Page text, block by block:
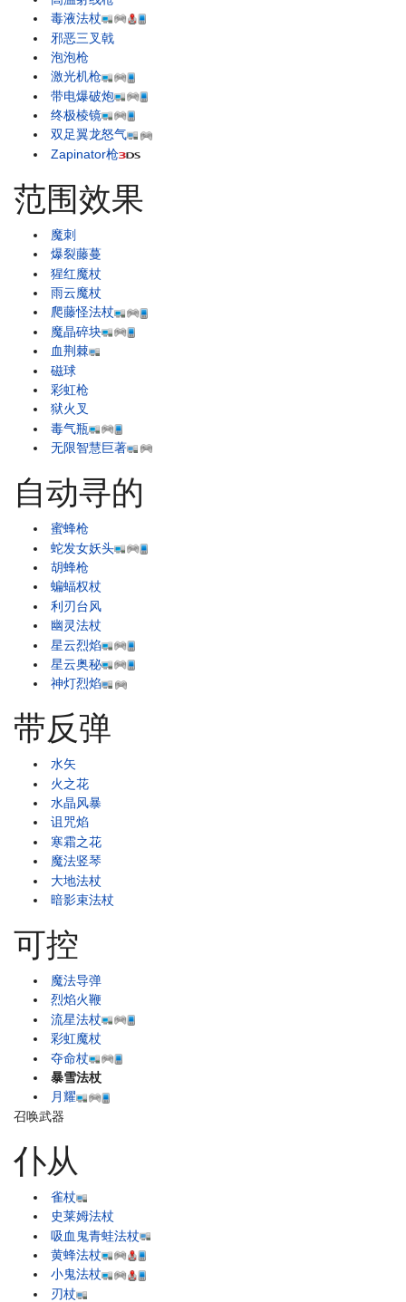
毒液法杖
邪恶三叉戟
泡泡枪
激光机枪
带电爆破炮
终极棱镜
双足翼龙怒气
Zapinator枪
范围效果
魔刺
爆裂藤蔓
猩红魔杖
雨云魔杖
爬藤怪法杖
魔晶碎块
血荆棘
磁球
彩虹枪
狱火叉
毒气瓶
无限智慧巨著
自动寻的
蜜蜂枪
蛇发女妖头
胡蜂枪
蝙蝠权杖
利刃台风
幽灵法杖
星云烈焰
星云奥秘
神灯烈焰
带反弹
水矢
火之花
水晶风暴
诅咒焰
寒霜之花
魔法竖琴
大地法杖
暗影束法杖
可控
魔法导弹
烈焰火鞭
流星法杖
彩虹魔杖
夺命杖
暴雪法杖
月耀
召唤武器
仆从
雀杖
史莱姆法杖
吸血鬼青蛙法杖
黄蜂法杖
小鬼法杖
刃杖